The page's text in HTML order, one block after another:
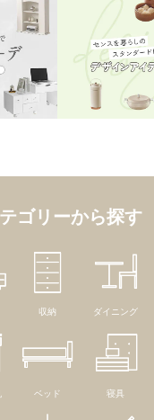
ゴリーから探す
収納 ダイニング
ベッド 寝具